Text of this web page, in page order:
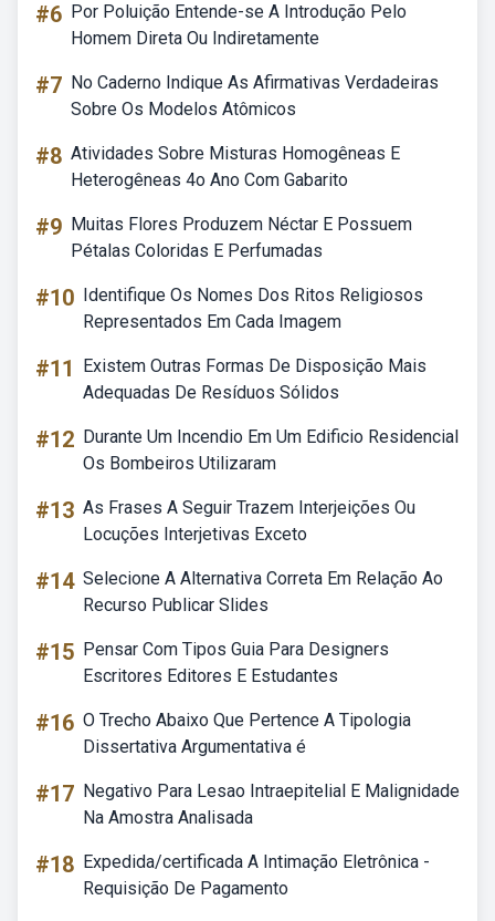
#6 Por Poluição Entende-se A Introdução Pelo
Homem Direta Ou Indiretamente
#7 No Caderno Indique As Afirmativas Verdadeiras
Sobre Os Modelos Atômicos
#8 Atividades Sobre Misturas Homogêneas E
Heterogêneas 4o Ano Com Gabarito
#9 Muitas Flores Produzem Néctar E Possuem
Pétalas Coloridas E Perfumadas
#10 Identifique Os Nomes Dos Ritos Religiosos
Representados Em Cada Imagem
#11
Existem Outras Formas De Disposição Mais
Adequadas De Resíduos Sólidos
#12 Durante Um Incendio Em Um Edificio Residencial
Os Bombeiros Utilizaram
#13 As Frases A Seguir Trazem Interjeições Ou
Locuções Interjetivas Exceto
#14 Selecione A Alternativa Correta Em Relação Ao
Recurso Publicar Slides
#15 Pensar Com Tipos Guia Para Designers
Escritores Editores E Estudantes
#16 O Trecho Abaixo Que Pertence A Tipologia
Dissertativa Argumentativa é
#17 Negativo Para Lesao Intraepitelial E Malignidade
Na Amostra Analisada
#18 Expedida/certificada A Intimação Eletrônica -
Requisição De Pagamento